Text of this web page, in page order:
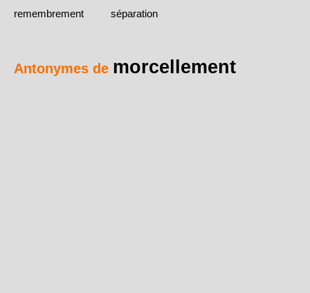
remembrement
séparation
Antonymes de morcellement